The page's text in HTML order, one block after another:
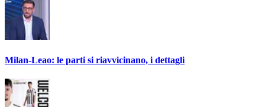
Milan-Leao: le parti si riavvicinano, i dettagli